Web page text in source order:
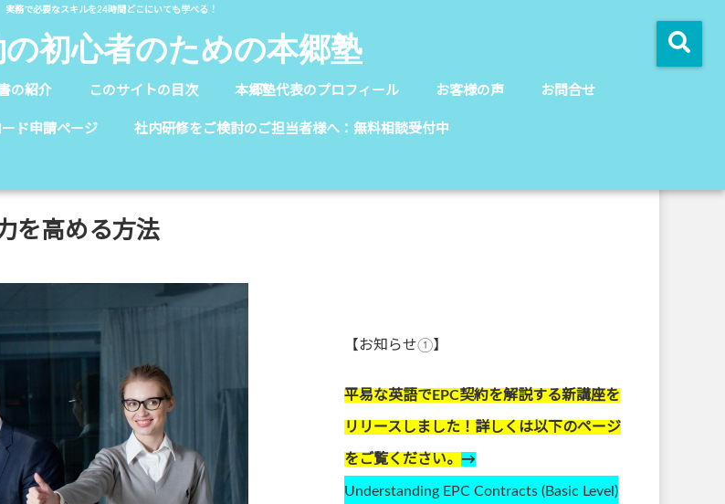
実務で必要なスキルを24時間どこにいても学べる！
初心者のための本郷塾
の紹介 このサイトの目次 本郷塾代表のプロフィール お客様の声 お問合せ
ド申請ページ 社内研修をご検討のご担当者様へ：無料相談受付中
を高める方法
【お知らせ①】
平易な英語でEPC契約を解説する新講座を
リリースしました！詳しくは以下のページ
をご覧ください。 →
Understanding EPC Contracts (Basic Level)